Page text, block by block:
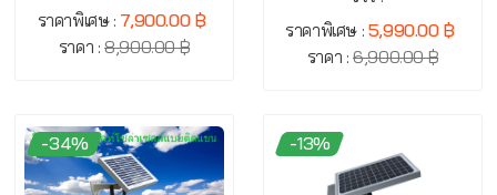
ราคาพิเศษ : 7,900.00 ฿
ราคา :8,900.00 ฿
ราคาพิเศษ : 5,990.00 ฿
ราคา :6,900.00 ฿
-34% -13%